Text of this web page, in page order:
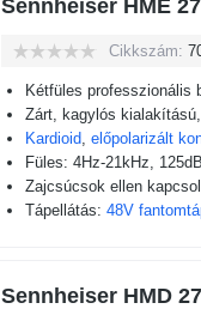
Sennheiser HME
Cikkszám:
Kétfüles professzionális
Zárt, kagylós
Kardioid, előpolarizált
Füles: 4Hz-21kHz,
Zajcsúcsok ellen
Tápellátás: 48V
Sennheiser HMD